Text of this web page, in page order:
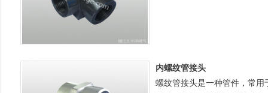
内螺纹管接头
螺纹管接头是一种管件，常